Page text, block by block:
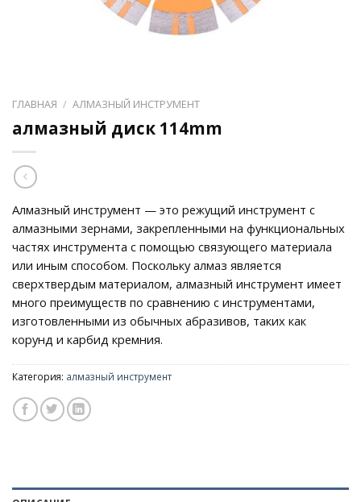
ГЛАВНАЯ / АЛМАЗНЫЙ ИНСТРУМЕНТ
алмазный диск 114mm
Алмазный инструмент — это режущий инструмент с
алмазными зернами, закрепленными на функциональных
частях инструмента с помощью связующего материала
или иным способом. Поскольку алмаз является
сверхтвердым материалом, алмазный инструмент имеет
много преимуществ по сравнению с инструментами,
изготовленными из обычных абразивов, таких как
корунд и карбид кремния.
Категория: алмазный инструмент